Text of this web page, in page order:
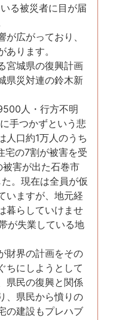
る被災者に目が届
広がっており、
ります。
宮城県の復興計画
県災対連の鈴木新
人・行方不明
手つかずという悲
人口約1万人のうち
宅の7割が被害を受
害が出た石巻市
。現在は全員が仮
いますが、地元経
暮らしていけませ
が失業している地
財界の計画をその
ちにしようとして
県民の復興と関係
、県民から憤りの
の建設もプレハブ